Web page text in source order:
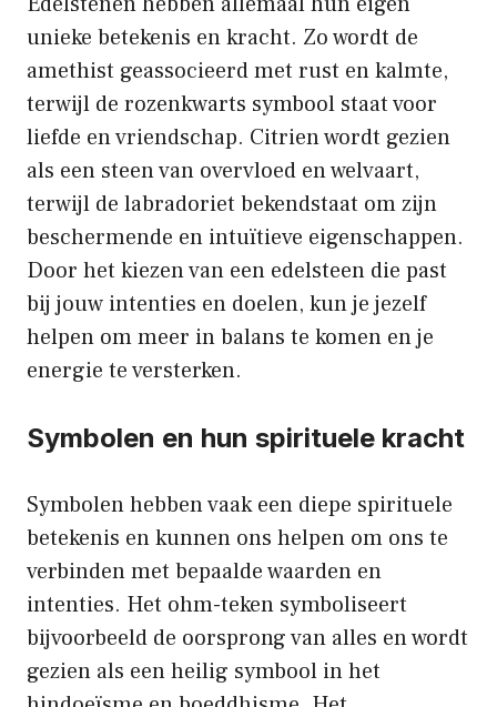
unieke betekenis en kracht. Zo wordt de
amethist geassocieerd met rust en kalmte,
terwijl de rozenkwarts symbool staat voor
liefde en vriendschap. Citrien wordt gezien
als een steen van overvloed en welvaart,
terwijl de labradoriet bekendstaat om zijn
beschermende en intuïtieve eigenschappen.
Door het kiezen van een edelsteen die past
bij jouw intenties en doelen, kun je jezelf
helpen om meer in balans te komen en je
energie te versterken.
Symbolen en hun spirituele kracht
Symbolen hebben vaak een diepe spirituele
betekenis en kunnen ons helpen om ons te
verbinden met bepaalde waarden en
intenties. Het ohm-teken symboliseert
bijvoorbeeld de oorsprong van alles en wordt
gezien als een heilig symbool in het